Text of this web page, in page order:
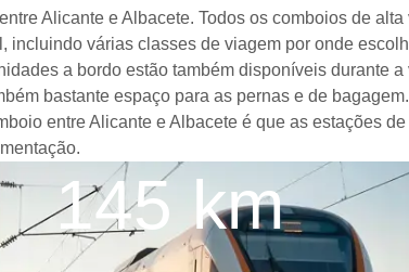
Alicante e Albacete. Todos os comboios de
várias classes de viagem por onde
a bordo estão também disponíveis durante
bastante espaço para as pernas e de
entre Alicante e Albacete é que as estações
145 km